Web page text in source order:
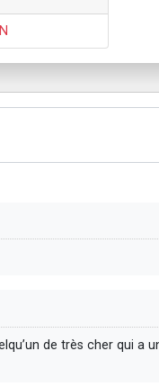
de très cher qui a